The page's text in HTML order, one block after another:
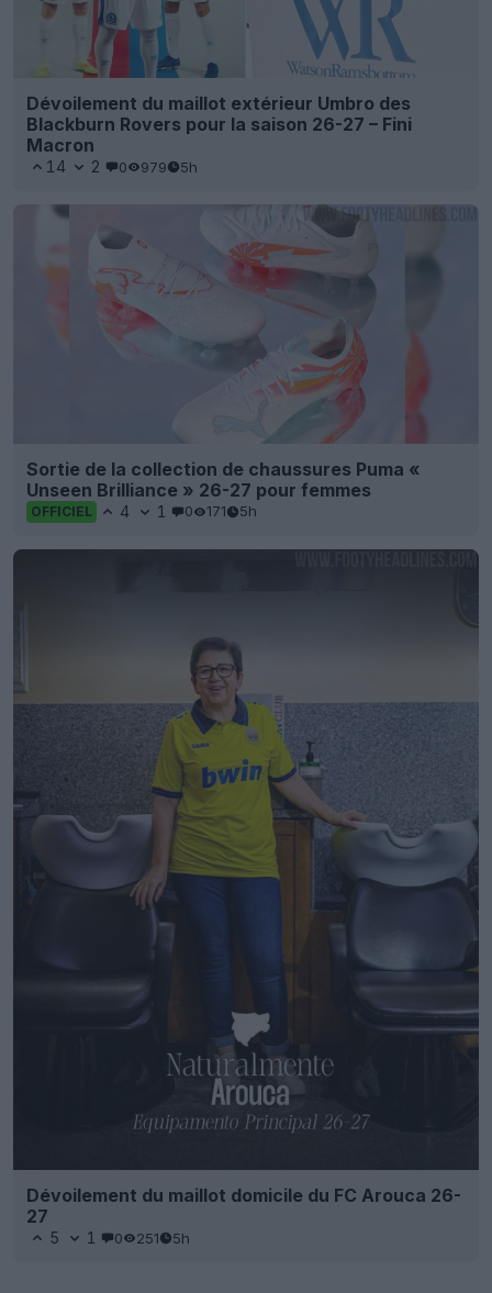
Dévoilement du maillot extérieur Umbro des
Blackburn Rovers pour la saison 26-27 – Fini
Macron
14 2 0 979 5h
Sortie de la collection de chaussures Puma «
Unseen Brilliance » 26-27 pour femmes
OFFICIEL 4 1 0 171 5h
Dévoilement du maillot domicile du FC Arouca 26-
27
5 1 0 251 5h